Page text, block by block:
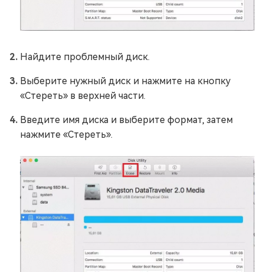
Найдите проблемный диск.
Выберите нужный диск и нажмите на кнопку
«Стереть» в верхней части.
Введите имя диска и выберите формат, затем
нажмите «Стереть».